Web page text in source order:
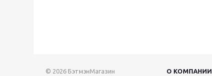
© 2026 БэтмэнМагазин
О КОМПАНИИ